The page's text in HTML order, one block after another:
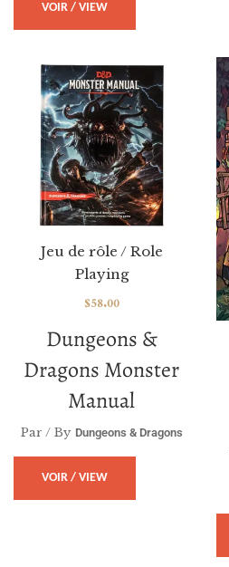
VOIR / VIEW
Dungeons &
Dragons Monster
Manual
Jeu de rôle / Role
Playing
$58.00
Par / By Dungeons & Dragons
VOIR / VIEW